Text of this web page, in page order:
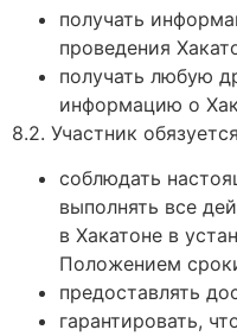
получать
проведения
получать любую
информацию о
8.2. Участник
соблюдать
выполнять все
в Хакатоне в
Положением
предоставлять
гарантировать,